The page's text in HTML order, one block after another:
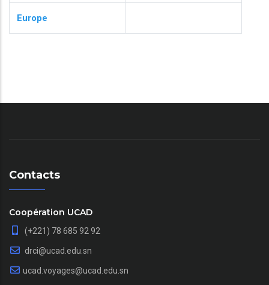
Europe
Contacts
Coopération UCAD
(+221) 78 685 92 92
drci@ucad.edu.sn
ucad.voyages@ucad.edu.sn